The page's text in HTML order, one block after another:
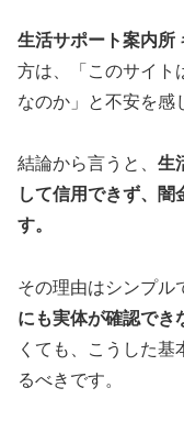
生活サポート案内所
方は、「このサイト
なのか」と不安を感
結論から言うと、 生
して信用できず、闇
す。
その理由はシンプル
にも実体が確認でき
くても、こうした
るべきです。